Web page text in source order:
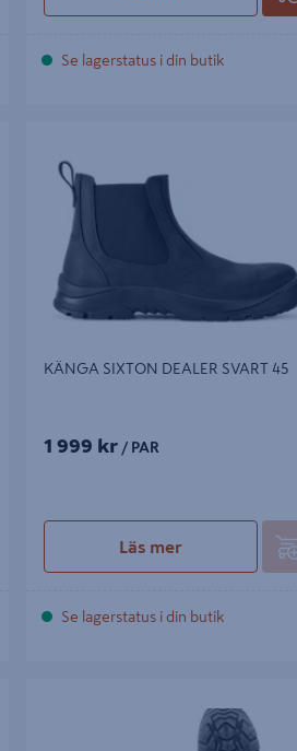
Se lagerstatus i din butik
KÄNGA SIXTON DEALER SVART 45
1 999 kr / PAR
Läs mer
Se lagerstatus i din butik